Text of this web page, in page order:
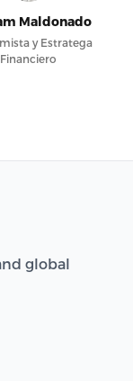
Maldonado
y Estratega
Financiero
global